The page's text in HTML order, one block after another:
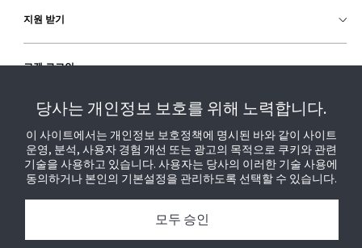
지원 받기
고객 로그인
당사는 개인정보 보호를 위해 노력합니다.
이 사이트에서는 개인정보 보호정책에 명시된 바와 같이 사이트
운영, 분석, 사용자 경험 개선 또는 광고의 목적으로 쿠키와 관련
기술을 사용하고 있습니다. 사용자는 당사의 이러한 기술 사용에
동의하거나 본인의 기본설정을 관리하도록 선택할 수 있습니다.
모두 승인